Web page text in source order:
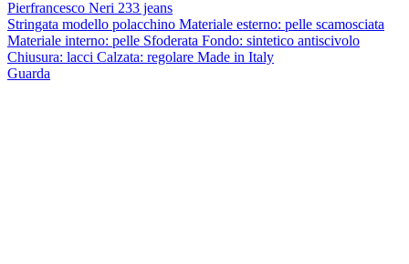
Pierfrancesco Neri 233 jeans
Stringata modello polacchino Materiale esterno: pelle scamosciata
Materiale interno: pelle Sfoderata Fondo: sintetico antiscivolo
Chiusura: lacci Calzata: regolare Made in Italy
Guarda